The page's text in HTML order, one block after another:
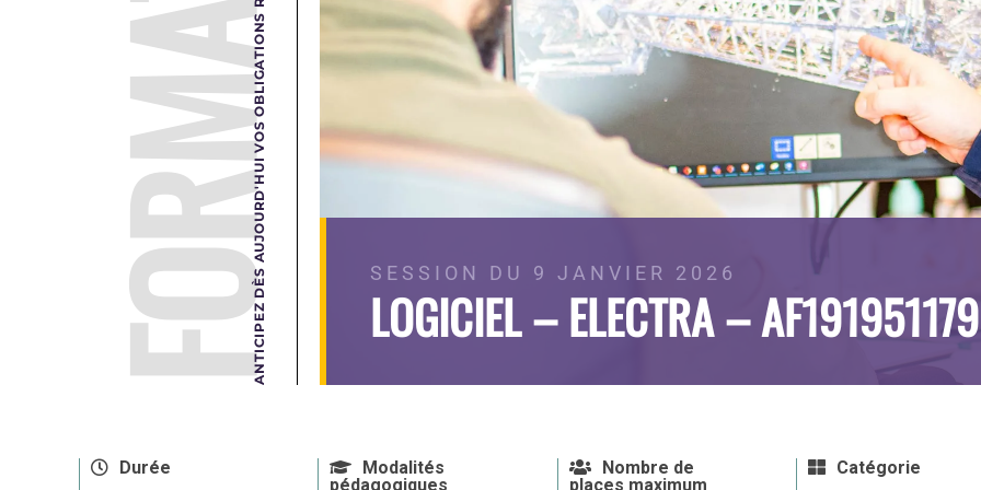
SESSION DU 9 JANVIER 2026
LOGICIEL – ELECTRA –
Durée
Modalités
pédagogiques
Nombre de
places maximum
Catégorie